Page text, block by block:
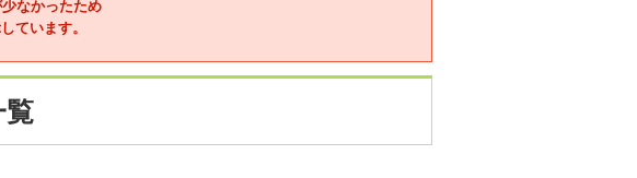
なかったため
ています。
覧